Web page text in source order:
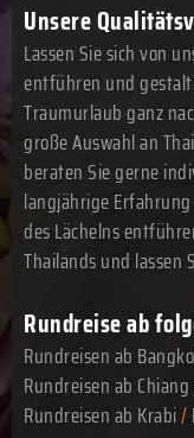
Unsere
Lassen Sie sich von
entführen und
Traumurlaub ganz
große Auswahl an
beraten Sie gerne
langjährige
des Lächelns
Thailands und lassen
Rundreise ab
Rundreisen ab
Rundreisen ab Chiang
Rundreisen ab Krabi/